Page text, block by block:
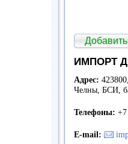
ИМПОРТ
Адрес:
Челны, БСИ,
Телефоны:
E-mail: